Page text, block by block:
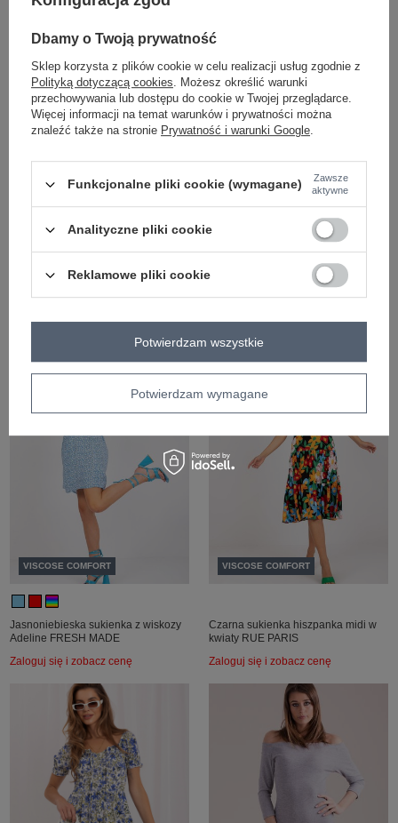
Zaloguj się i zobacz cenę
VISCOSE COMFORT
Jasnoniebieska sukienka z wiskozy
Adeline FRESH MADE
Zaloguj się i zobacz cenę
VISCOSE COMFORT
Czarna sukienka hiszpanka midi w
kwiaty RUE PARIS
Zaloguj się i zobacz cenę
Dbamy o Twoją prywatność
Sklep korzysta z plików cookie w celu realizacji usług zgodnie z
Polityką dotyczącą cookies. Możesz określić warunki
przechowywania lub dostępu do cookie w Twojej przeglądarce.
Więcej informacji na temat warunków i prywatności można
znaleźć także na stronie Prywatność i warunki Google.
Funkcjonalne pliki cookie (wymagane)
Zawsze
aktywne
Analityczne pliki cookie
Reklamowe pliki cookie
Potwierdzam wymagane
Potwierdzam wszystkie